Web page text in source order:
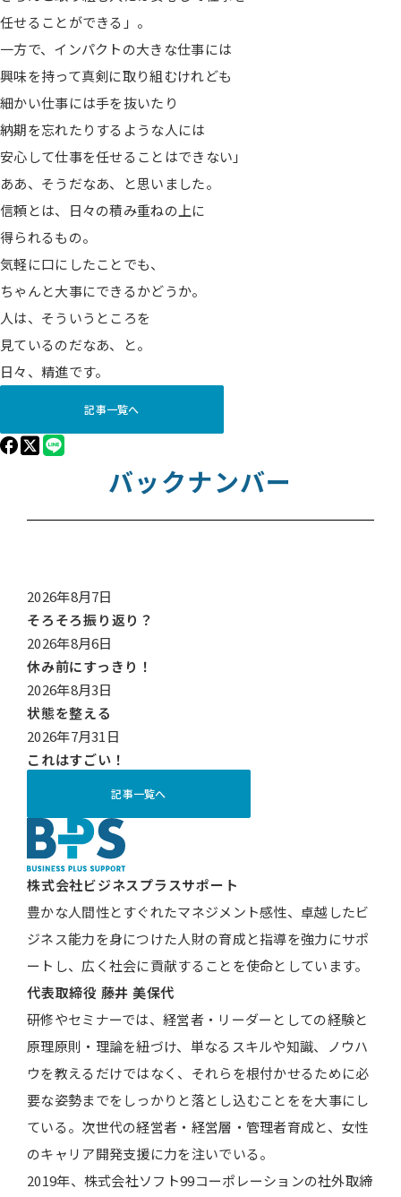
任せることができる」。
一方で、インパクトの大きな仕事には
興味を持って真剣に取り組むけれども
細かい仕事には手を抜いたり
納期を忘れたりするような人には
安心して仕事を任せることはできない」
ああ、そうだなあ、と思いました。
信頼とは、日々の積み重ねの上に
得られるもの。
気軽に口にしたことでも、
ちゃんと大事にできるかどうか。
人は、そういうところを
見ているのだなあ、と。
日々、精進です。
記事一覧へ
バックナンバー
2026年8月7日
そろそろ振り返り？
2026年8月6日
休み前にすっきり！
2026年8月3日
状態を整える
2026年7月31日
これはすごい！
記事一覧へ
株式会社ビジネスプラスサポート
豊かな人間性とすぐれたマネジメント感性、卓越したビ
ジネス能力を身につけた人財の育成と指導を強力にサポ
ートし、広く社会に貢献することを使命としています。
代表取締役 藤井 美保代
研修やセミナーでは、経営者・リーダーとしての経験と
原理原則・理論を紐づけ、単なるスキルや知識、ノウハ
ウを教えるだけではなく、それらを根付かせるために必
要な姿勢までをしっかりと落とし込むことをを大事にし
ている。次世代の経営者・経営層・管理者育成と、女性
のキャリア開発支援に力を注いでいる。
2019年、株式会社ソフト99コーポレーションの社外取締